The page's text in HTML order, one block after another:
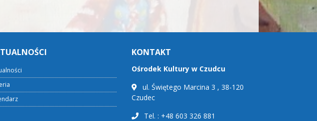
KONTAKT
Ośrodek Kultury w Czudcu
ul. Świętego Marcina 3 , 38-120
Czudec
Tel. : +48 603 326 881